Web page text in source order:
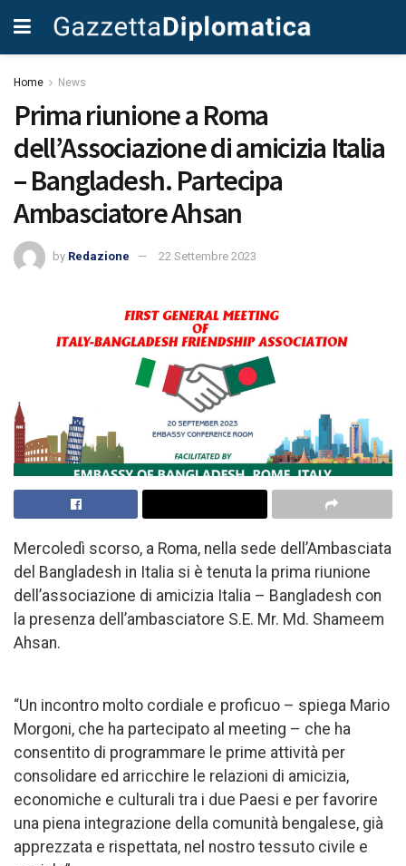
Home News
Prima riunione a Roma
dell’Associazione di amicizia Italia
– Bangladesh. Partecipa
Ambasciatore Ahsan
by Redazione 22 Settembre 2023
Mercoledì scorso, a Roma, nella sede dell’Ambasciata
del Bangladesh in Italia si è tenuta la prima riunione
dell’associazione di amicizia Italia – Bangladesh con
la presenza dell’ambasciatore S.E. Mr. Md. Shameem
Ahsan.
“Un incontro molto cordiale e proficuo – spiega Mario
Morgoni, che ha partecipato al meeting – che ha
consentito di programmare le prime attività per
consolidare ed arricchire le relazioni di amicizia,
economiche e culturali tra i due Paesi e per favorire
una piena integrazione della comunità bengalese, già
apprezzata e rispettata, nel nostro tessuto civile e